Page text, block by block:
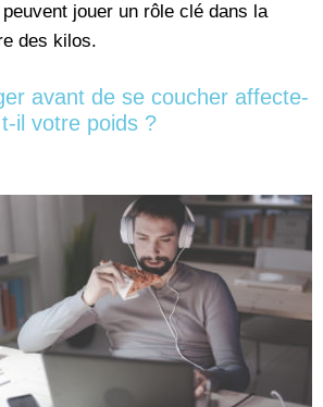
peuvent jouer un rôle clé dans la
des kilos.
avant de se coucher affecte-
t-il votre poids ?